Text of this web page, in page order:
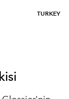
TURKEY